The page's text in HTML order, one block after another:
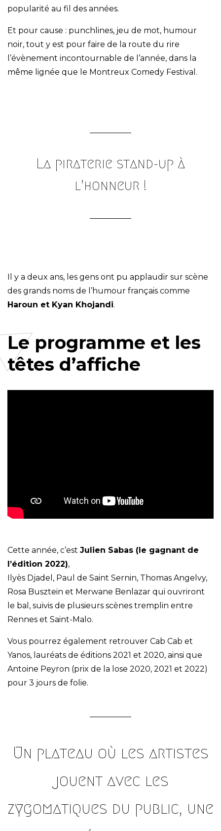
popularité au fil des années.
Et pour cause : punchlines, jeu de mot, humour
noir, tout y est pour faire de la route du rire
l’évènement incontournable de l’année, dans la
même lignée que le Montreux Comedy Festival.
La piraterie stand-up à
l’honneur !
Il y a deux ans, les gens ont pu applaudir sur scène
des grands noms de l’humour français comme
Haroun et Kyan Khojandi.
Le programme et les
têtes d’affiche
Cette année, c’est Julien Sabas (le gagnant de
l’édition 2022),
Ilyès Djadel, Paul de Saint Sernin, Thomas Angelvy,
Rosa Busztein et Merwane Benlazar qui ouvriront
le bal, suivis de plusieurs scènes tremplin entre
Rennes et Saint-Malo.
Vous pourrez également retrouver Cab Cab et
Yanos, lauréats de éditions 2021 et 2020, ainsi que
Antoine Peyron (prix de la lose 2020, 2021 et 2022)
pour 3 jours de folie.
Un plateau où les artistes
jouent avec les
zygomatiques du public, une